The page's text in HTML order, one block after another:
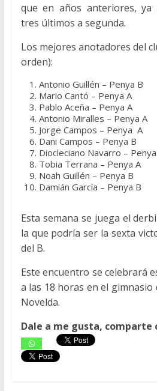
que en años anteriores, ya
tres últimos a segunda.
Los mejores anotadores del
orden):
Antonio Guillén – Penya B
Mario Cantó – Penya A
Pablo Aceña – Penya A
Antonio Miralles – Penya A
Jorge Campos – Penya A
Dani Campos – Penya B
Diocleciano Navarro –
Tobia Terrana – Penya A
Noah Guillén – Penya B
Damián García – Penya B
Esta semana se juega el
la que podría ser la sexta
del B.
Este encuentro se celebrará
a las 18 horas en el gimnasio
Novelda.
Dale a me gusta,